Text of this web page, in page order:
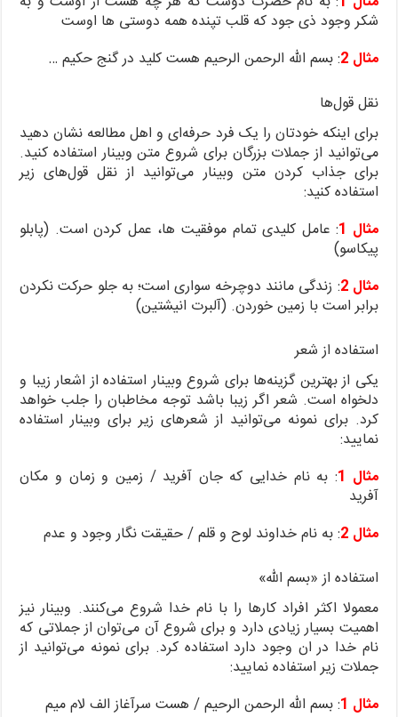
شکر وجود ذی جود که قلب تپنده همه دوستی ها اوست
مثال 2 : بسم الله الرحمن الرحیم هست کلید در گنج حکیم …
نقل قول‌ها
برای اینکه خودتان را یک فرد حرفه‌ای و اهل مطالعه نشان دهید
می‌توانید از جملات بزرگان برای شروع متن وبینار استفاده کنید.
برای جذاب کردن متن وبینار می‌توانید از نقل قول‌های زیر
استفاده کنید:
مثال 1
: عامل کلیدی تمام موفقیت ها، عمل کردن است. (پابلو
پیکاسو)
مثال 2 : زندگی مانند دوچرخه سواری است؛ به جلو حرکت نکردن
برابر است با زمین خوردن. (آلبرت انیشتین)
استفاده از شعر
یکی از بهترین گزینه‌ها برای شروع وبینار استفاده از اشعار زیبا و
دلخواه است. شعر اگر زیبا باشد توجه مخاطبان را جلب خواهد
کرد. برای نمونه می‌توانید از شعرهای زیر برای وبینار استفاده
نمایید:
مثال 1
: به نام خدایی که جان آفرید / زمین و زمان و مکان
آفرید
مثال 2 : به نام خداوند لوح و قلم / حقیقت نگار وجود و عدم
استفاده از «بسم الله»
معمولا اکثر افراد کارها را با نام خدا شروع می‌کنند. وبینار نیز
اهمیت بسیار زیادی دارد و برای شروع آن می‌توان از جملاتی که
نام خدا در ان وجود دارد استفاده کرد. برای نمونه می‌توانید از
جملات زیر استفاده نمایید:
مثال 1 : بسم الله الرحمن الرحیم / هست سرآغاز الف لام میم